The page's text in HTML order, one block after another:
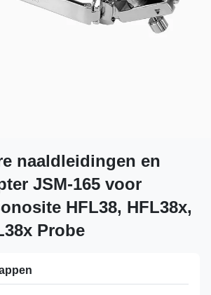
naaldleidingen en
JSM-165 voor
HFL38, HFL38x,
Probe